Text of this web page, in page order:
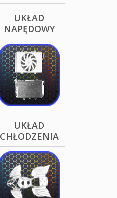
UKŁAD
NAPĘDOWY
UKŁAD
CHŁODZENIA